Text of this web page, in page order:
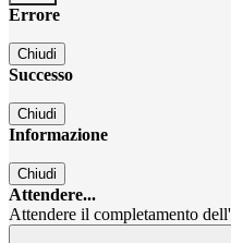
Errore
Chiudi
Successo
Chiudi
Informazione
Chiudi
Attendere...
Attendere il completamento